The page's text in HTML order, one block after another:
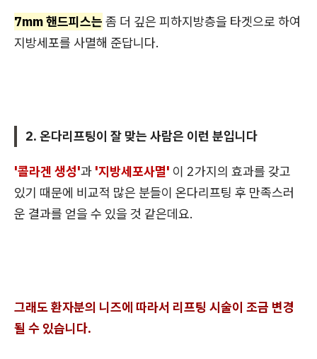
7mm 핸드피스는 좀 더 깊은 피하지방층을 타겟으로 하여
지방세포를 사멸해 준답니다.
2. 온다리프팅이 잘 맞는 사람은 이런 분입니다
'콜라겐 생성'과 '지방세포사멸' 이 2가지의 효과를 갖고
있기 때문에 비교적 많은 분들이 온다리프팅 후 만족스러
운 결과를 얻을 수 있을 것 같은데요.
그래도 환자분의 니즈에 따라서 리프팅 시술이 조금 변경
될 수 있습니다.